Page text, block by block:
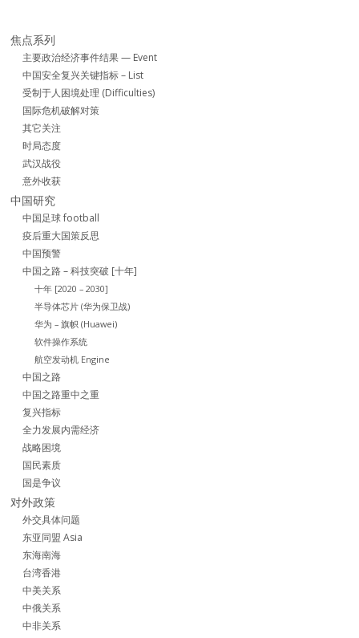
焦点系列
主要政治经济事件结果 — Event
中国安全复兴关键指标 – List
受制于人困境处理 (Difficulties)
国际危机破解对策
其它关注
时局态度
武汉战役
意外收获
中国研究
中国足球 football
疫后重大国策反思
中国预警
中国之路 – 科技突破 [十年]
十年 [2020 – 2030]
半导体芯片 (华为保卫战)
华为 – 旗帜 (Huawei)
软件操作系统
航空发动机 Engine
中国之路
中国之路重中之重
复兴指标
全力发展内需经济
战略困境
国民素质
国是争议
对外政策
外交具体问题
东亚同盟 Asia
东海南海
台湾香港
中美关系
中俄关系
中非关系